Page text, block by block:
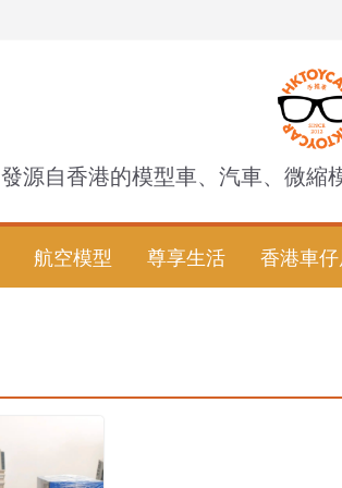
發源自香港的模型車、汽車、微縮
航空模型 尊享生活 香港車